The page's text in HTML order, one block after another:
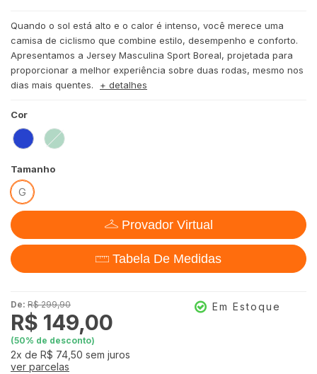
Quando o sol está alto e o calor é intenso, você merece uma
camisa de ciclismo que combine estilo, desempenho e conforto.
Apresentamos a Jersey Masculina Sport Boreal, projetada para
proporcionar a melhor experiência sobre duas rodas, mesmo nos
dias mais quentes.
+ detalhes
Cor
Tamanho
G
Provador Virtual
Tabela De Medidas
De: R$ 299,90
R$ 149,00
(50% de desconto)
2x de R$ 74,50 sem juros
ver parcelas
Em Estoque